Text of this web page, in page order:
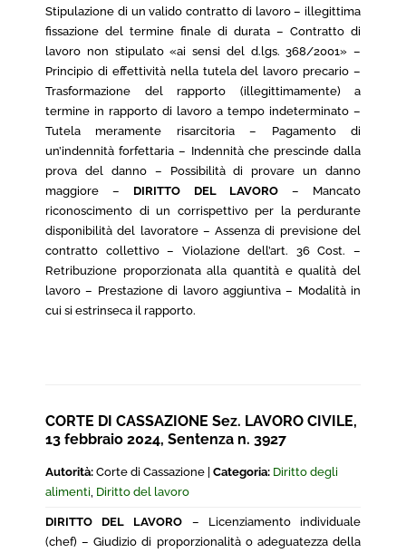
Stipulazione di un valido contratto di lavoro – illegittima
fissazione del termine finale di durata – Contratto di
lavoro non stipulato «ai sensi del d.lgs. 368/2001» –
Principio di effettività nella tutela del lavoro precario –
Trasformazione del rapporto (illegittimamente) a
termine in rapporto di lavoro a tempo indeterminato –
Tutela meramente risarcitoria – Pagamento di
un’indennità forfettaria – Indennità che prescinde dalla
prova del danno – Possibilità di provare un danno
maggiore – DIRITTO DEL LAVORO – Mancato
riconoscimento di un corrispettivo per la perdurante
disponibilità del lavoratore – Assenza di previsione del
contratto collettivo – Violazione dell’art. 36 Cost. –
Retribuzione proporzionata alla quantità e qualità del
lavoro – Prestazione di lavoro aggiuntiva – Modalità in
cui si estrinseca il rapporto.
CORTE DI CASSAZIONE Sez. LAVORO CIVILE,
13 febbraio 2024, Sentenza n. 3927
Autorità: Corte di Cassazione | Categoria: Diritto degli
alimenti, Diritto del lavoro
DIRITTO DEL LAVORO – Licenziamento individuale
(chef) – Giudizio di proporzionalità o adeguatezza della